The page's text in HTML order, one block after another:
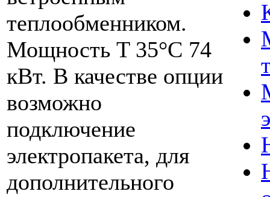
теплообменником.
Мощность T 35°C 74
кВт. В качестве опции
возможно
подключение
электропакета, для
дополнительного